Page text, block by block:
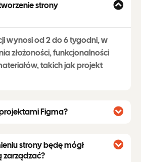
strony
wynosi od 2 do 6 tygodni, w
złożoności, funkcjonalności
takich jak projekt
Figma?
strony będę mógł
zarządzać?